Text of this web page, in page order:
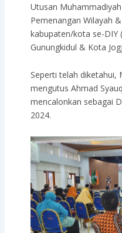
Utusan
Pemenangan Wilayah
kabupaten/kota se-DIY
Gunungkidul & Kota
Seperti telah diketahui,
mengutus Ahmad
mencalonkan sebagai
2024.